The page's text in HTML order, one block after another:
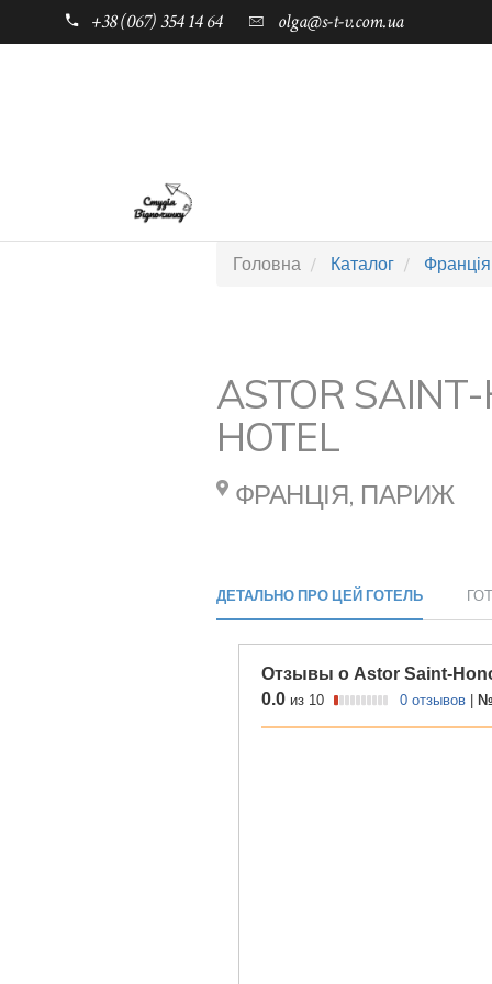
+38 (067) 354 14 64 olga@s-t-v.com.ua
Головна Каталог Франція
ASTOR
HOTEL
ФРАНЦІЯ, ПАРИЖ
ДЕТАЛЬНО ПРО ЦЕЙ ГОТЕЛЬ